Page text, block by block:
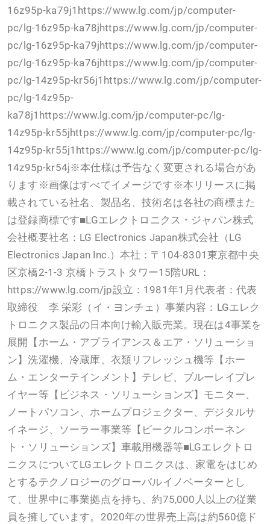
16z95p-ka79j1https://www.lg.com/jp/computer-
pc/lg-16z95p-ka78jhttps://www.lg.com/jp/computer-
pc/lg-16z95p-ka79jhttps://www.lg.com/jp/computer-
pc/lg-16z95p-ka76jhttps://www.lg.com/jp/computer-
pc/lg-14z95p-kr56j1https://www.lg.com/jp/computer-
pc/lg-14z95p-
ka78j1https://www.lg.com/jp/computer-pc/lg-
14z95p-kr55jhttps://www.lg.com/jp/computer-pc/lg-
14z95p-kr55j1https://www.lg.com/jp/computer-pc/lg-
14z95p-kr54j※本仕様は予告なく変更される場合があ
ります※画像はすべてイメージです※本リリースに掲
載されている社名、製品名、技術名は各社の商標また
は登録商標です■LGエレクトロニクス・ジャパン株式
会社概要社名：LG Electronics Japan株式会社（LG
Electronics Japan Inc.）本社：〒104-8301東京都中央
区京橋2-1-3 京橋トラストタワー15階URL：
https://www.lg.com/jp設立：1981年1月代表者：代表
取締役 李 栄彩（イ・ヨンチェ）事業内容：LGエレク
トロニクス製品の日本向け輸入販売業。現在は4事業を
展開【ホーム・アプライアンス＆エア・ソリューショ
ン】洗濯機、冷蔵庫、衣類リフレッシュ機等【ホー
ム・エンターテインメント】テレビ、ブルーレイプレ
イヤー等【ビジネス・ソリューションズ】モニター、
ノートパソコン、ホームプロジェクター、デジタルサ
イネージ、ソーラー事業等【ビークルコンポーネン
ト・ソリューションズ】車載用機器等■LGエレクトロ
ニクスについてLGエレクトロニクスは、家電をはじめ
とするテクノロジーのグローバルイノベーターとし
て、世界中に事業拠点を持ち、約75,000人以上の従業
員を擁しています。2020年の世界売上高は約560億ド